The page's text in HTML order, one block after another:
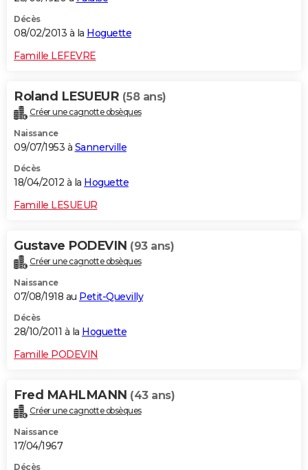
Décès
08/02/2013 à la Hoguette
Famille LEFEVRE
Roland LESUEUR (58 ans)
Créer une cagnotte obsèques
Naissance
09/07/1953 à Sannerville
Décès
18/04/2012 à la Hoguette
Famille LESUEUR
Gustave PODEVIN (93 ans)
Créer une cagnotte obsèques
Naissance
07/08/1918 au Petit-Quevilly
Décès
28/10/2011 à la Hoguette
Famille PODEVIN
Fred MAHLMANN (43 ans)
Créer une cagnotte obsèques
Naissance
17/04/1967
Décès